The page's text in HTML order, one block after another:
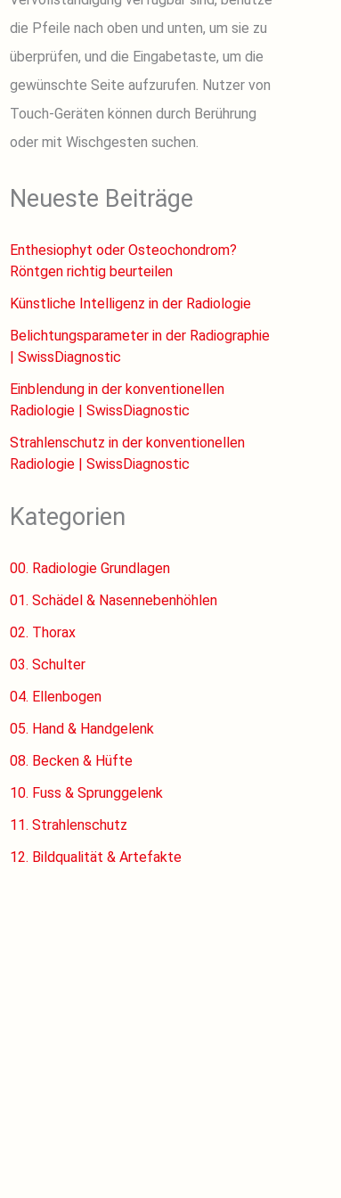
die Pfeile nach oben und unten, um sie zu
überprüfen, und die Eingabetaste, um die
gewünschte Seite aufzurufen. Nutzer von
Touch-Geräten können durch Berührung
oder mit Wischgesten suchen.
Neueste Beiträge
Enthesiophyt oder Osteochondrom?
Röntgen richtig beurteilen
Künstliche Intelligenz in der Radiologie
Belichtungsparameter in der Radiographie
| SwissDiagnostic
Einblendung in der konventionellen
Radiologie | SwissDiagnostic
Strahlenschutz in der konventionellen
Radiologie | SwissDiagnostic
Kategorien
00. Radiologie Grundlagen
01. Schädel & Nasennebenhöhlen
02. Thorax
03. Schulter
04. Ellenbogen
05. Hand & Handgelenk
08. Becken & Hüfte
10. Fuss & Sprunggelenk
11. Strahlenschutz
12. Bildqualität & Artefakte